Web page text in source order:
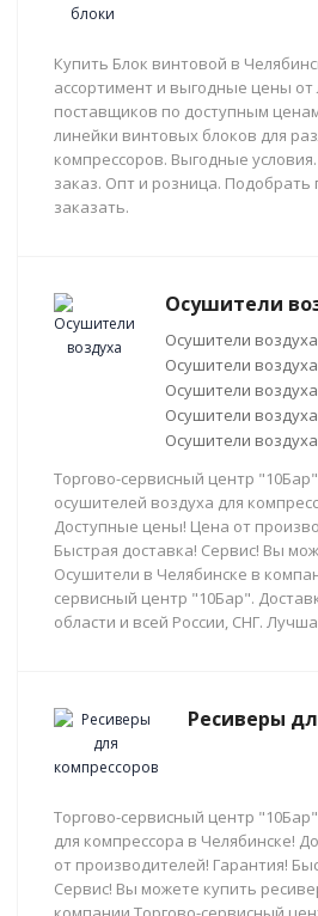
Купить Блок винтовой в
ассортимент и выгодные цены
поставщиков по доступным
линейки винтовых блоков для
компрессоров. Выгодные
заказ. Опт и розница.
заказать.
Осушители
Осушители
Осушители
Осушители
Осушители
Осушители
Торгово-сервисный центр
осушителей воздуха для
Доступные цены! Цена от
Быстрая доставка! Сервис! Вы
Осушители в Челябинске в
сервисный центр "10Бар".
области и всей России, СНГ.
Ресиверы
Торгово-сервисный центр
для компрессора в Челябинске!
от производителей! Гарантия!
Сервис! Вы можете купить